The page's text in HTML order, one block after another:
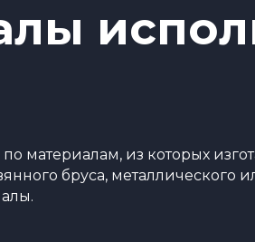
материалам, из которых
бруса, металлического